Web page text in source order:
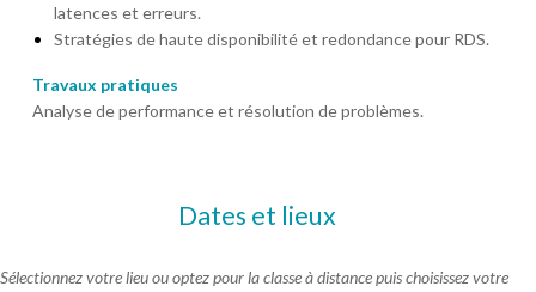
latences et erreurs.
Stratégies de haute disponibilité et redondance pour RDS.
Travaux pratiques
Analyse de performance et résolution de problèmes.
Dates et lieux
Sélectionnez votre lieu ou optez pour la classe à distance puis choisissez votre